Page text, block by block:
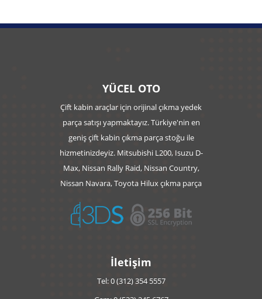
YÜCEL OTO
Çift kabin araçlar için orijinal çıkma yedek
parça satışı yapmaktayız. Türkiye'nin en
geniş çift kabin çıkma parça stoğu ile
hizmetinizdeyiz. Mitsubishi L200, Isuzu D-
Max, Nissan Rally Raid, Nissan Country,
Nissan Navara, Toyota Hilux çıkma parça
İletişim
Tel: 0 (312) 354 5557